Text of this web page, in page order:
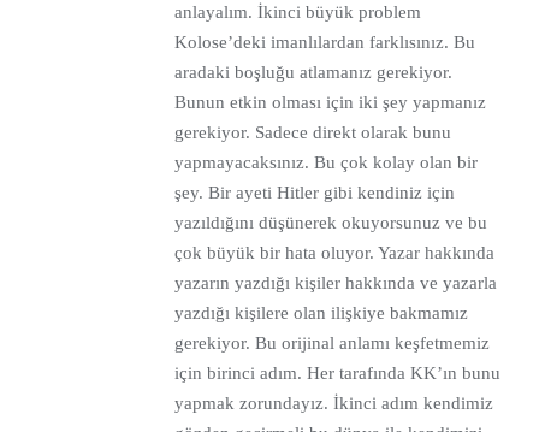
anlayalım. İkinci büyük problem
Kolose’deki imanlılardan farklısınız. Bu
aradaki boşluğu atlamanız gerekiyor.
Bunun etkin olması için iki şey yapmanız
gerekiyor. Sadece direkt olarak bunu
yapmayacaksınız. Bu çok kolay olan bir
şey. Bir ayeti Hitler gibi kendiniz için
yazıldığını düşünerek okuyorsunuz ve bu
çok büyük bir hata oluyor. Yazar hakkında
yazarın yazdığı kişiler hakkında ve yazarla
yazdığı kişilere olan ilişkiye bakmamız
gerekiyor. Bu orijinal anlamı keşfetmemiz
için birinci adım. Her tarafında KK’ın bunu
yapmak zorundayız. İkinci adım kendimiz